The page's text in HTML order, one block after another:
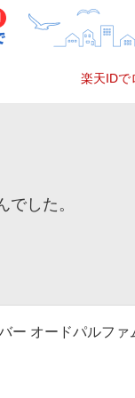
楽天IDで
した。
ー オードパルファ